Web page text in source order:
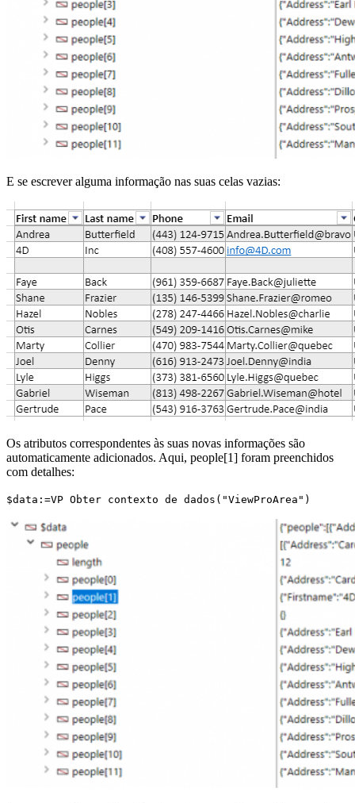
E se escrever alguma informação nas suas celas vazias:
Os atributos correspondentes às suas novas informações são
automaticamente adicionados. Aqui, people[1] foram preenchidos
com detalhes:
$data:=VP Obter contexto de dados("ViewProArea")